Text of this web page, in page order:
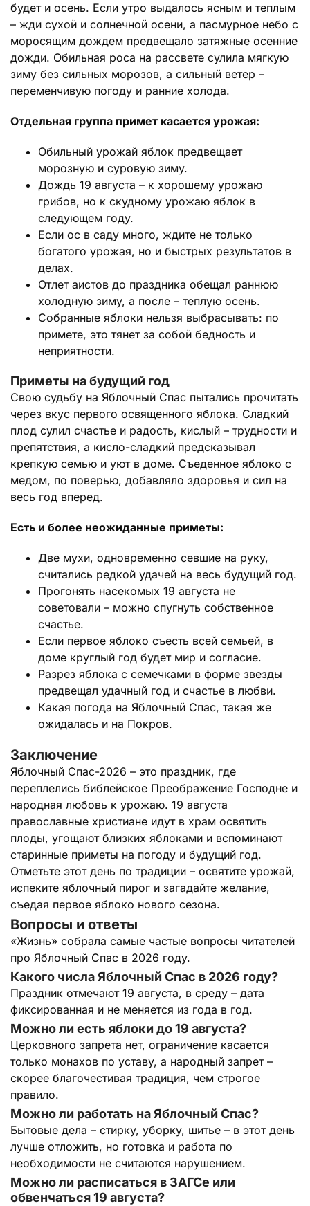
будет и осень. Если утро выдалось ясным и теплым
– жди сухой и солнечной осени, а пасмурное небо с
моросящим дождем предвещало затяжные осенние
дожди. Обильная роса на рассвете сулила мягкую
зиму без сильных морозов, а сильный ветер –
переменчивую погоду и ранние холода.
Отдельная группа примет касается урожая:
Обильный урожай яблок предвещает
морозную и суровую зиму.
Дождь 19 августа – к хорошему урожаю
грибов, но к скудному урожаю яблок в
следующем году.
Если ос в саду много, ждите не только
богатого урожая, но и быстрых результатов в
делах.
Отлет аистов до праздника обещал раннюю
холодную зиму, а после – теплую осень.
Собранные яблоки нельзя выбрасывать: по
примете, это тянет за собой бедность и
неприятности.
Приметы на будущий год
Свою судьбу на Яблочный Спас пытались прочитать
через вкус первого освященного яблока. Сладкий
плод сулил счастье и радость, кислый – трудности и
препятствия, а кисло-сладкий предсказывал
крепкую семью и уют в доме. Съеденное яблоко с
медом, по поверью, добавляло здоровья и сил на
весь год вперед.
Есть и более неожиданные приметы:
Две мухи, одновременно севшие на руку,
считались редкой удачей на весь будущий год.
Прогонять насекомых 19 августа не
советовали – можно спугнуть собственное
счастье.
Если первое яблоко съесть всей семьей, в
доме круглый год будет мир и согласие.
Разрез яблока с семечками в форме звезды
предвещал удачный год и счастье в любви.
Какая погода на Яблочный Спас, такая же
ожидалась и на Покров.
Заключение
Яблочный Спас-2026 – это праздник, где
переплелись библейское Преображение Господне и
народная любовь к урожаю. 19 августа
православные христиане идут в храм освятить
плоды, угощают близких яблоками и вспоминают
старинные приметы на погоду и будущий год.
Отметьте этот день по традиции – освятите урожай,
испеките яблочный пирог и загадайте желание,
съедая первое яблоко нового сезона.
Вопросы и ответы
«Жизнь» собрала самые частые вопросы читателей
про Яблочный Спас в 2026 году.
Какого числа Яблочный Спас в 2026 году?
Праздник отмечают 19 августа, в среду – дата
фиксированная и не меняется из года в год.
Можно ли есть яблоки до 19 августа?
Церковного запрета нет, ограничение касается
только монахов по уставу, а народный запрет –
скорее благочестивая традиция, чем строгое
правило.
Можно ли работать на Яблочный Спас?
Бытовые дела – стирку, уборку, шитье – в этот день
лучше отложить, но готовка и работа по
необходимости не считаются нарушением.
Можно ли расписаться в ЗАГСе или
обвенчаться 19 августа?